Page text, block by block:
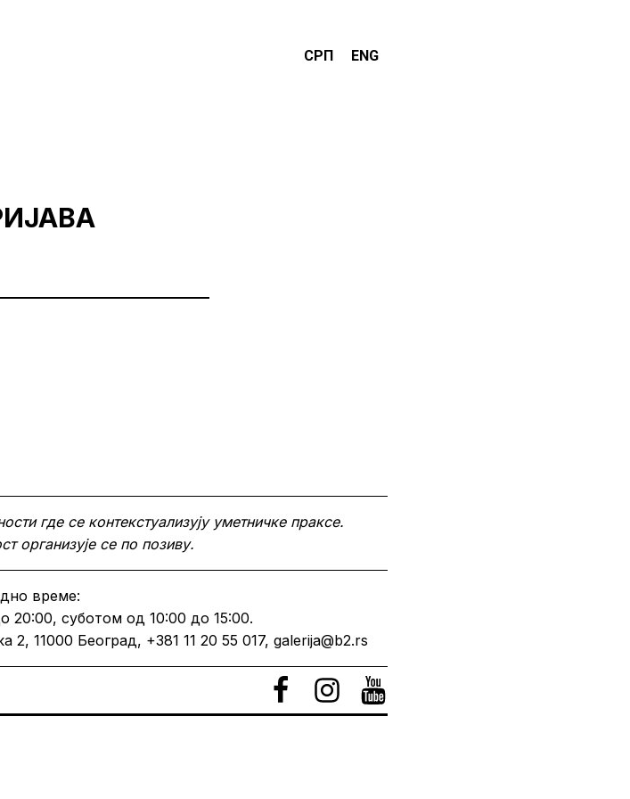
СРП ENG
где се контекстуализују уметничке праксе.
организује се по позиву.
време:
20:00, суботом од 10:00 до 15:00.
11000 Београд, +381 11 20 55 017, galerija@b2.rs